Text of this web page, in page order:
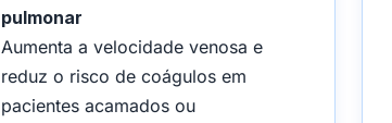
pulmonar
Aumenta a velocidade venosa e
reduz o risco de coágulos em
pacientes acamados ou